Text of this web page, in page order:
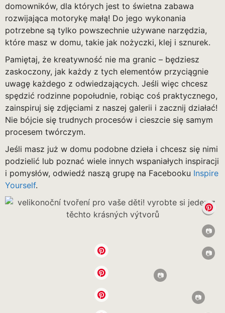
domowników, dla których jest to świetna zabawa
rozwijająca motorykę małą! Do jego wykonania
potrzebne są tylko powszechnie używane narzędzia,
które masz w domu, takie jak nożyczki, klej i sznurek.
Pamiętaj, że kreatywność nie ma granic – będziesz
zaskoczony, jak każdy z tych elementów przyciągnie
uwagę każdego z odwiedzających. Jeśli więc chcesz
spędzić rodzinne popołudnie, robiąc coś praktycznego,
zainspiruj się zdjęciami z naszej galerii i zacznij działać!
Nie bójcie się trudnych procesów i cieszcie się samym
procesem twórczym.
Jeśli masz już w domu podobne dzieła i chcesz się nimi
podzielić lub poznać wiele innych wspaniałych inspiracji
i pomysłów, odwiedź naszą grupę na Facebooku Inspire
Yourself.